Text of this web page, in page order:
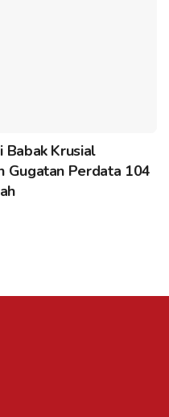
Babak Krusial
Gugatan Perdata 104